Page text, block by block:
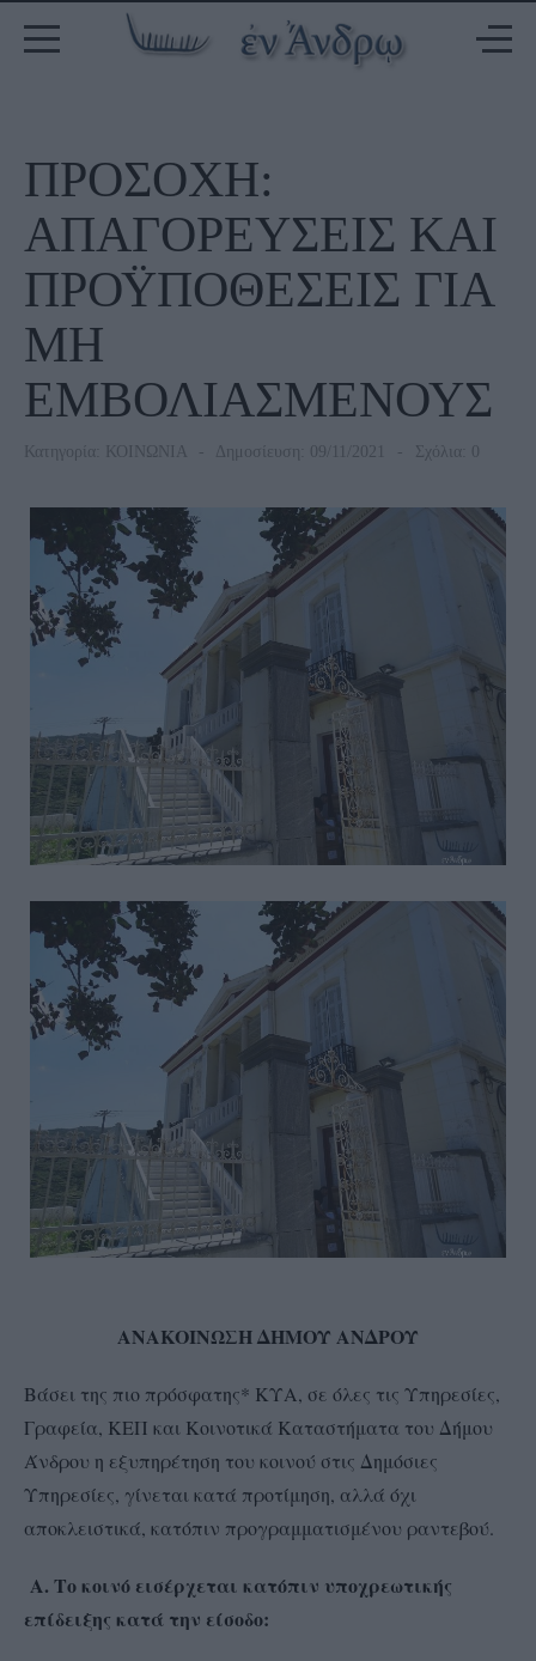
ΠΡΟΣΟΧΗ:
ΑΠΑΓΟΡΕΥΣΕΙΣ KAI
ΠΡΟΫΠΟΘΕΣΕΙΣ ΓΙΑ
ΜΗ
ΕΜΒΟΛΙΑΣΜΕΝΟΥΣ
Κατηγορία: ΚΟΙΝΩΝΙΑ Δημοσίευση: 09/11/2021 Σχόλια: 0
ΑΝΑΚΟΙΝΩΣΗ ΔΗΜΟΥ ΑΝΔΡΟΥ
Βάσει της πιο πρόσφατης* ΚΥΑ, σε όλες τις Υπηρεσίες,
Γραφεία, ΚΕΠ και Κοινοτικά Καταστήματα του Δήμου
Άνδρου η εξυπηρέτηση του κοινού στις Δημόσιες
Υπηρεσίες, γίνεται κατά προτίμηση, αλλά όχι
αποκλειστικά, κατόπιν προγραμματισμένου ραντεβού.
Α. Το κοινό εισέρχεται κατόπιν υποχρεωτικής
επίδειξης κατά την είσοδο: